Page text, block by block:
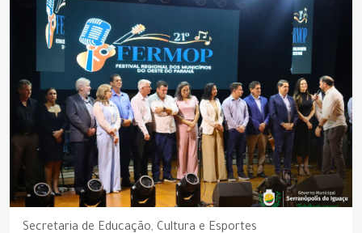
Secretaria de Educação, Cultura e Esportes